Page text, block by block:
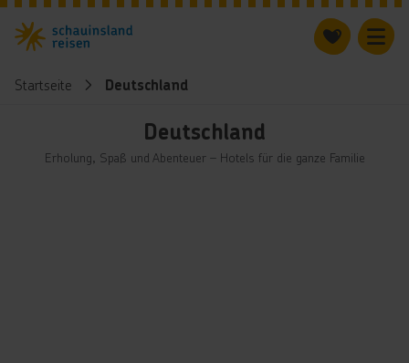
Startseite Deutschland
Deutschland
Erholung, Spaß und Abenteuer – Hotels für die ganze Familie